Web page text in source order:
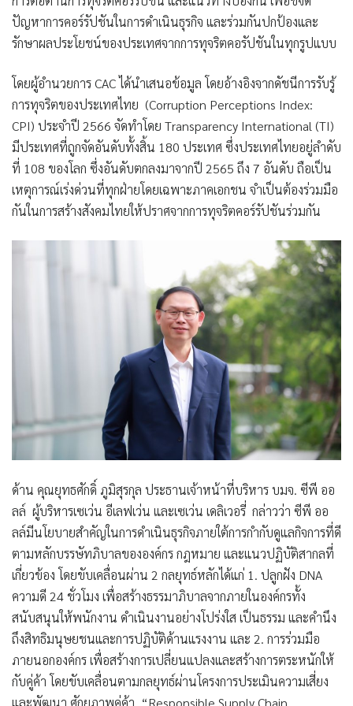
ปัญหาการคอร์รัปชันในการดำเนินธุรกิจ และร่วมกันปกป้องและ
รักษาผลประโยชน์ของประเทศจากการทุจริตคอรัปชันในทุกรูปแบบ
โดยผู้อำนวยการ CAC ได้นำเสนอข้อมูล โดยอ้างอิงจากดัชนีการรับรู้
การทุจริตของประเทศไทย (Corruption Perceptions Index:
CPI) ประจำปี 2566 จัดทำโดย Transparency International (TI)
มีประเทศที่ถูกจัดอันดับทั้งสิ้น 180 ประเทศ ซึ่งประเทศไทยอยู่ลำดับ
ที่ 108 ของโลก ซึ่งอันดับตกลงมาจากปี 2565 ถึง 7 อันดับ ถือเป็น
เหตุการณ์เร่งด่วนที่ทุกฝ่ายโดยเฉพาะภาคเอกชน จำเป็นต้องร่วมมือ
กันในการสร้างสังคมไทยให้ปราศจากการทุจริตคอร์รัปชันร่วมกัน
ด้าน คุณยุทธศักดิ์ ภูมิสุรกุล ประธานเจ้าหน้าที่บริหาร บมจ. ซีพี ออ
ลล์ ผู้บริหารเซเว่น อีเลฟเว่น และเซเว่น เดลิเวอรี่ กล่าวว่า ซีพี ออ
ลล์มีนโยบายสำคัญในการดำเนินธุรกิจภายใต้การกำกับดูแลกิจการที่ดี
ตามหลักบรรษัทภิบาลขององค์กร กฎหมาย และแนวปฏิบัติสากลที่
เกี่ยวข้อง โดยขับเคลื่อนผ่าน 2 กลยุทธ์หลักได้แก่ 1. ปลูกฝัง DNA
ความดี 24 ชั่วโมง เพื่อสร้างธรรมาภิบาลจากภายในองค์กรทั้ง
สนับสนุนให้พนักงาน ดำเนินงานอย่างโปร่งใส เป็นธรรม และคำนึง
ถึงสิทธิมนุษยชนและการปฏิบัติด้านแรงงาน และ 2. การร่วมมือ
ภายนอกองค์กร เพื่อสร้างการเปลี่ยนแปลงและสร้างการตระหนักให้
กับคู่ค้า โดยขับเคลื่อนตามกลยุทธ์ผ่านโครงการประเมินความเสี่ยง
และพัฒนา ศักยภาพคู่ค้า “Responsible Supply Chain